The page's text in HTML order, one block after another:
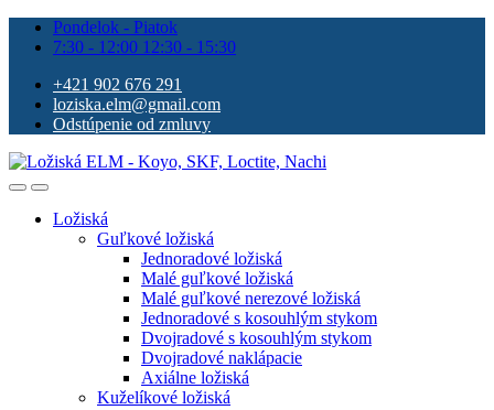
Pondelok - Piatok
7:30 - 12:00 12:30 - 15:30
+421 902 676 291
loziska.elm@gmail.com
Odstúpenie od zmluvy
Ložiská
Guľkové ložiská
Jednoradové ložiská
Malé guľkové ložiská
Malé guľkové nerezové ložiská
Jednoradové s kosouhlým stykom
Dvojradové s kosouhlým stykom
Dvojradové naklápacie
Axiálne ložiská
Kuželíkové ložiská